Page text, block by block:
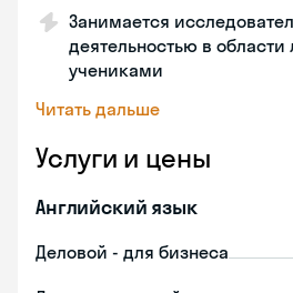
Занимается
деятельностью в области
учениками
Читать дальше
Услуги и цены
Английский язык
Деловой - для бизнеса